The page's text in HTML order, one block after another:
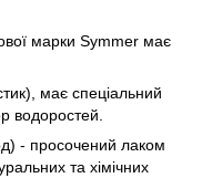
марки Symmer має
має спеціальний
водоростей.
- просочений лаком
та хімічних